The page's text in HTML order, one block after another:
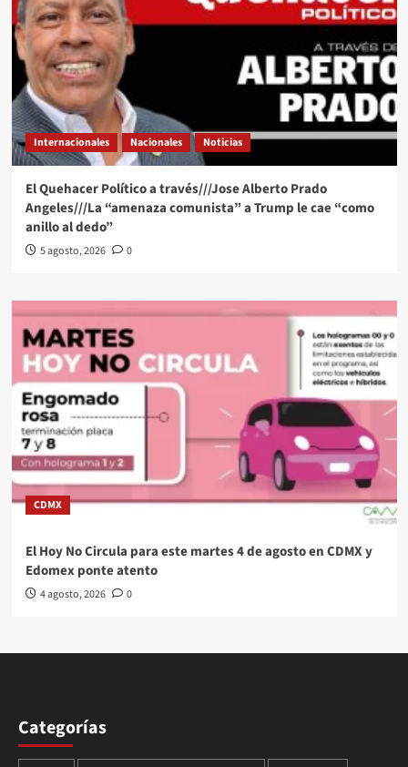
Internacionales Nacionales Noticias
El Quehacer Político a través///Jose Alberto Prado
Angeles///La “amenaza comunista” a Trump le cae “como
anillo al dedo”
5 agosto, 2026 0
CDMX
El Hoy No Circula para este martes 4 de agosto en CDMX y
Edomex ponte atento
4 agosto, 2026 0
Categorías